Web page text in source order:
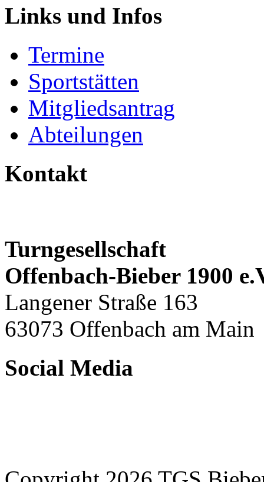
Links und Infos
Termine
Sportstätten
Mitgliedsantrag
Abteilungen
Kontakt
Turngesellschaft
Offenbach-Bieber 1900
Langener Straße 163
63073 Offenbach am Main
Social Media